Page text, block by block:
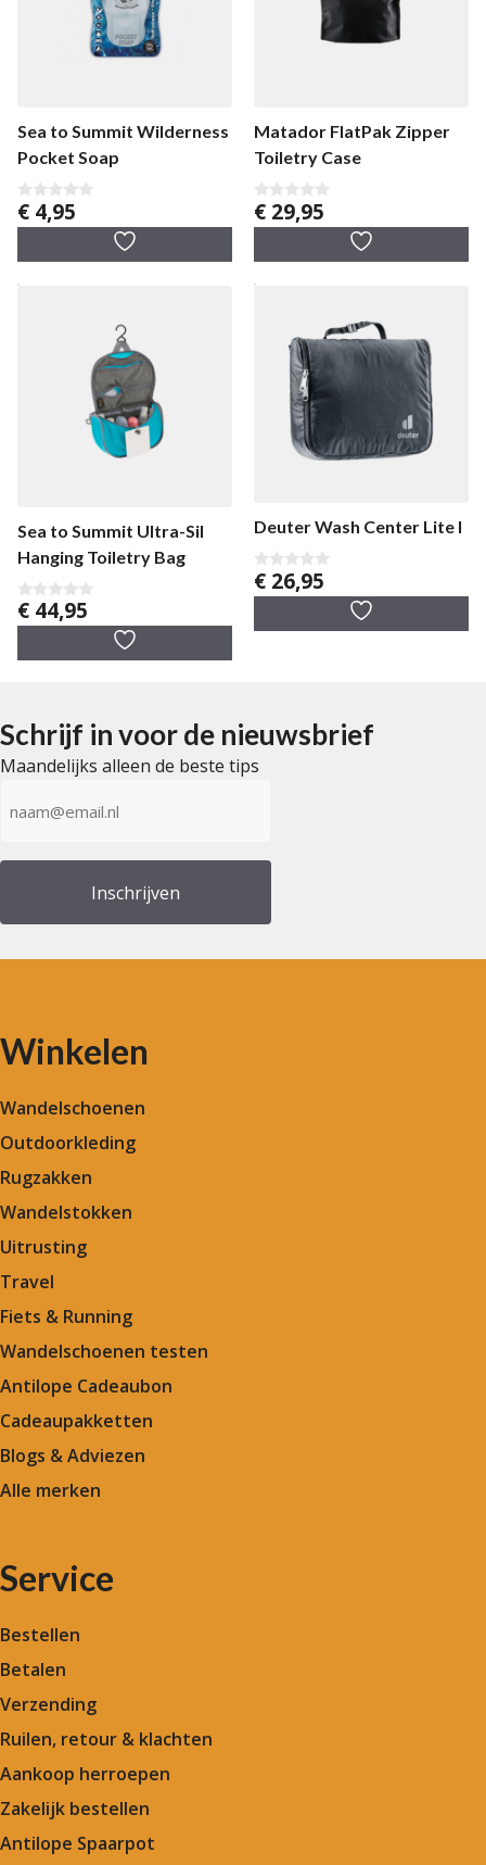
Sea to Summit Wilderness
Pocket Soap
0
v
5
€ 4,95
Matador FlatPak Zipper
Toiletry Case
0
v
5
€ 29,95
Sea to Summit Ultra-Sil
Hanging Toiletry Bag
0
v
€ 44,95
Deuter Wash Center Lite I
0
v
5
€ 26,95
Schrijf in voor de nieuwsbrief
Maandelijks alleen de beste tips
mailadres
Winkelen
Wandelschoenen
Outdoorkleding
Rugzakken
Wandelstokken
Uitrusting
Travel
Fiets & Running
Wandelschoenen testen
Antilope Cadeaubon
Cadeaupakketten
Blogs & Adviezen
Alle merken
Service
Bestellen
Betalen
Verzending
Ruilen, retour & klachten
Aankoop herroepen
Zakelijk bestellen
Antilope Spaarpot